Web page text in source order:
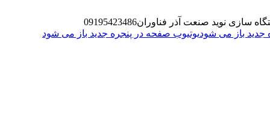
سازی نوید صنعت آذر فناوران09195423486
یوتیوب صفحه در پنجره جدید باز می شود